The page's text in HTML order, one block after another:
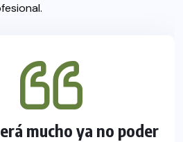
mucho ya no poder